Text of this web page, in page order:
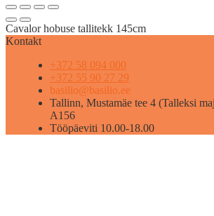
Cavalor hobuse tallitekk 145cm
Kontakt
+372 58 094 000
+372 55 90 27 29
basilio@basilio.ee
Tallinn, Mustamäe tee 4 (Talleksi
A156
Tööpäeviti 10.00-18.00